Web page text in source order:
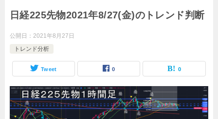
日経225先物2021年8/27(金)のトレンド判断
公開日： 2021年8月27日
トレンド分析
Tweet 0 0